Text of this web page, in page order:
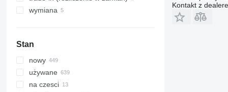
8520
wymiana
Stan
nowy
używane
na czesci
Kontakt z